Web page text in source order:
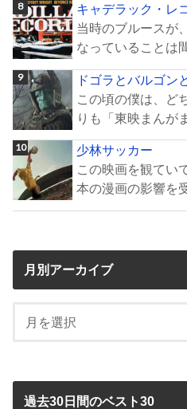
キャデラック・レ
当時のブルースが
なっていることは
ドゴラとバルゴン
この頃の僕は、ど
りも「東映まんが
少林サッカー
この映画を観てい
本の漫画の影響を
月別アーカイブ
過去30日間のベスト30